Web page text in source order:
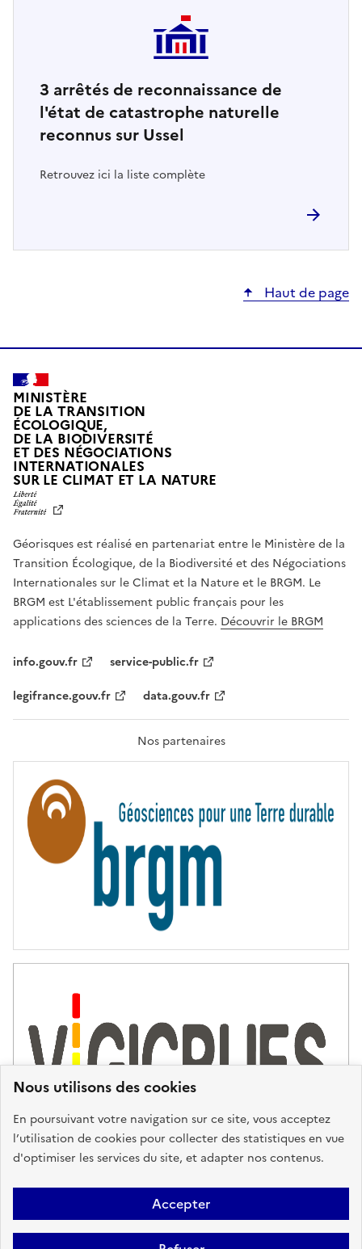
Nous utilisons des cookies
En poursuivant votre navigation sur ce site, vous acceptez
l’utilisation de cookies pour collecter des statistiques en vue
d'optimiser les services du site, et adapter nos contenus.
Accepter
3 arrêtés de reconnaissance de
l'état de catastrophe naturelle
reconnus sur Ussel
Retrouvez ici la liste complète
Haut de page
MINISTÈRE
DE LA TRANSITION
ÉCOLOGIQUE,
DE LA BIODIVERSITÉ
ET DES NÉGOCIATIONS
INTERNATIONALES
SUR LE CLIMAT ET LA NATUREL
T
É
,
É
G
A
L
F
A
T
R
T
É
Géorisques est réalisé en partenariat entre le Ministère de la
Transition Écologique, de la Biodiversité et des Négociations
Internationales sur le Climat et la Nature et le BRGM. Le
BRGM est L'établissement public français pour les
applications des sciences de la Terre. Découvrir le BRGM
info.gouv.fr
service-public.fr
legifrance.gouv.fr
data.gouv.fr
Nos partenaires
Plan du site Accessibilité : partiellement conforme
Mentions
Légales
Données personnelles Gestion des cookies
FAQ